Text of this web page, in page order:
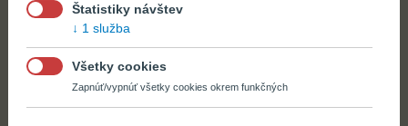
Výsledný olej je neutrálnej chuti a vône a svetlejšej farby.
Tento postup výroby je jedinečný, pretože
výrobného procesu nie sú používané žiadne chemické látky.
Štatistiky návštev
1 služba
Všetky cookies
Zapnúť/vypnúť všetky cookies okrem funkčných